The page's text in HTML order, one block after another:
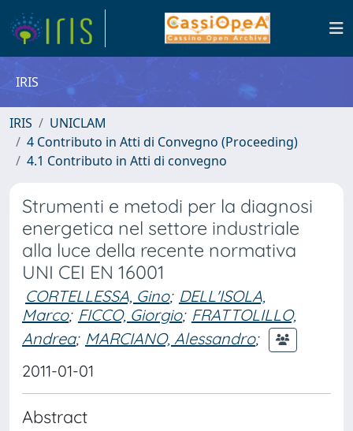
IRIS
IRIS
UNICLAM
4 Contributo in Atti di Convegno (Proceeding)
4.1 Contributo in Atti di convegno
Strumenti e metodi per la diagnosi
energetica nel settore industriale
alla luce della recente normativa
UNI CEI EN 16001
CORTELLESSA, Gino; DELL'ISOLA,
Marco; FICCO, Giorgio; FRATTOLILLO,
Andrea; MARCIANO, Alessandro;
2011-01-01
Abstract